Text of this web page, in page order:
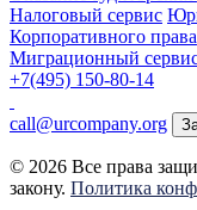
Налоговый сервис
Корпоративного права
Миграционный
+7(495) 150-80-14
call@urcompany.org
© 2026 Все права
закону. Политика